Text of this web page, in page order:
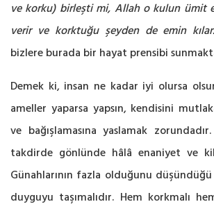
ve korku) birleşti mi, Allah o kulun ümit
verir ve korktuğu şeyden de emin
bizlere burada bir hayat prensibi
Demek ki, insan ne kadar iyi olursa
ameller yaparsa yapsın, kendisini
ve bağışlamasına yaslamak
takdirde gönlünde hâlâ enaniyet ve
Günahlarının fazla olduğunu
duyguyu taşımalıdır. Hem korkmalı